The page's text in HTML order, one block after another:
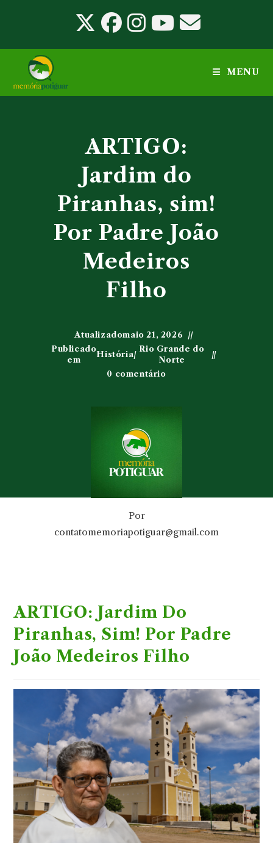
conteúdo
MENU
ARTIGO:
Jardim do
Piranhas, sim!
Por Padre João
Medeiros
Filho
Atualizadomaio 21, 2026
Publicado
em
História/
Rio Grande do
Norte
0 comentário
Por
contatomemoriapotiguar@gmail.com
ARTIGO: Jardim Do
Piranhas, Sim! Por Padre
João Medeiros Filho